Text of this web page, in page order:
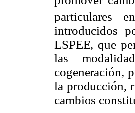
particulares
introducidos
LSPEE, que
las
cogeneración,
la producción,
cambios